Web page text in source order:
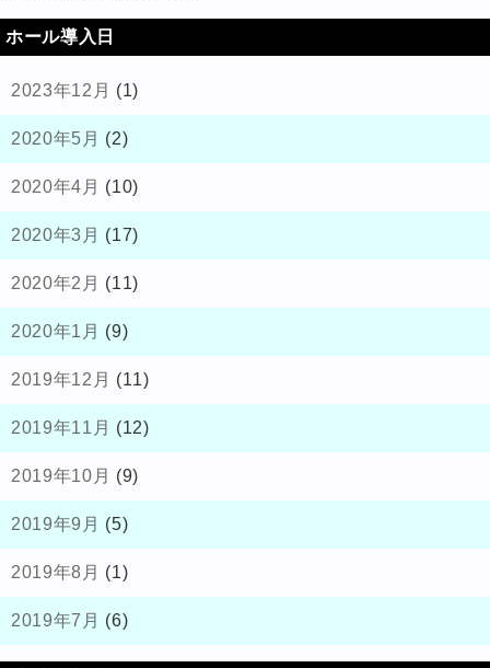
ホール導入日
2023年12月 (1)
2020年5月 (2)
2020年4月 (10)
2020年3月 (17)
2020年2月 (11)
2020年1月 (9)
2019年12月 (11)
2019年11月 (12)
2019年10月 (9)
2019年9月 (5)
2019年8月 (1)
2019年7月 (6)